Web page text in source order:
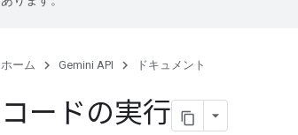
ホーム Gemini API ドキュメント
コードの実行